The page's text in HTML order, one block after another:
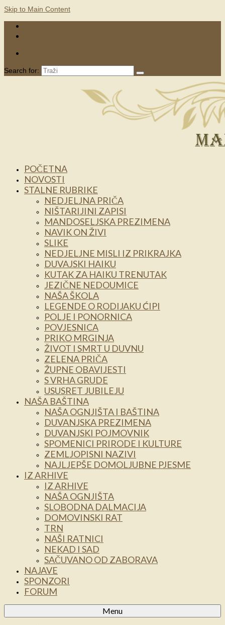
Skip to Main Content
Search for:
POČETNA
NOVOSTI
STALNE RUBRIKE
NEDJELJNA PRIČA
NIŠTARIJINI ZAPISI
MANDOSELJSKA PREZIMENA
NAVIK ON ŽIVI
SLIKE
NEDJELJNE MISLI IZ PRIKRAJKA
DUVAJSKI HAIKU
KUTAK ZA HAIKU TRENUTAK
JEZIČNE NEDOUMICE
NAŠA ŠKOLA
LEGENDE O RODIJAKU ĆIPI
POLJE I PONORNICA
POVJESNICA
PRIKO MRGINJA
ŽIVOT I SMRT U DUVNU
ZELENA PRIČA
ŽUPNE OBAVIJESTI
S VRHA GRUDE
USUSRET JUBILEJU
NAŠA BAŠTINA
NAŠA OGNJIŠTA I BAŠTINA
DUVANJSKA PREZIMENA
DUVANJSKI POJMOVNIK
SPOMENICI PRIRODE I KULTURE
ZEMLJOPISNI NAZIVI
NAJLJEPŠE DOMOLJUBNE PJESME
IZ ARHIVE
IZ ARHIVE
NAŠA OGNJIŠTA
SLOBODNA DALMACIJA
DOMOVINSKI RAT
TRN
NAŠI RATNICI
NEKAD I SAD
SAČUVANO OD ZABORAVA
NAJAVE
SPONZORI
FORUM
Menu